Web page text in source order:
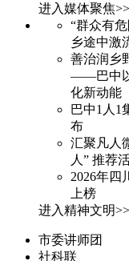
进入媒体聚焦>>
“群众有
乡途中激
善治润乡
——巴中以
化新动能
巴中1人1
布
汇聚凡人
人” 推荐
2026年四
上榜
进入精神文明>>
市委讲师团
社科联